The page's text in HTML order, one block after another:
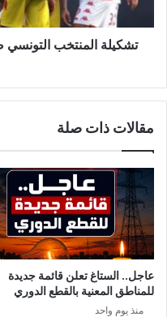
تغييرات
على
أقصى
مقالات ذات صلة
عاجل.. الستاغ تعلن قائمة جديدة
للمناطق المعنية بالقطع الدوري
منذ يوم واحد